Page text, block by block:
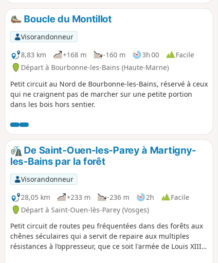
Boucle du Montillot
Visorandonneur
8,83 km
+168 m -160 m 3h 00
Facile
Départ à Bourbonne-les-Bains (Haute-Marne)
Petit circuit au Nord de Bourbonne-les-Bains, réservé à ceux
qui ne craignent pas de marcher sur une petite portion
dans les bois hors sentier.
De Saint-Ouen-les-Parey à Martigny-
les-Bains par la forêt
Visorandonneur
28,05 km
+233 m -236 m 2h
Facile
Départ à Saint-Ouen-lès-Parey (Vosges)
Petit circuit de routes peu fréquentées dans des forêts aux
chênes séculaires qui a servit de repaire aux multiples
résistances à l’oppresseur, que ce soit l'armée de Louis XIII